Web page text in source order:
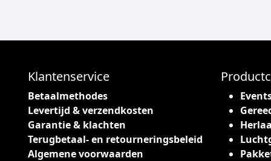
Klantenservice
Betaalmethodes
Levertijd & verzendkosten
Garantie & klachten
Terugbetaal- en retourneringsbeleid
Algemene voorwaarden